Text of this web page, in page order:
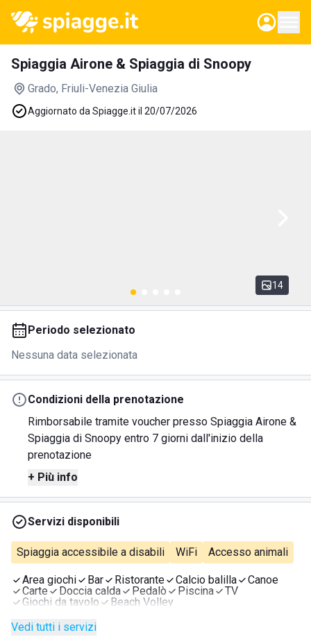
Spiaggia Airone & Spiaggia di Snoopy
Grado, Friuli-Venezia Giulia
Aggiornato da Spiagge.it il 20/07/2026
14
Periodo selezionato
Nessuna data selezionata
Condizioni della prenotazione
Rimborsabile tramite voucher presso Spiaggia Airone &
Spiaggia di Snoopy entro 7 giorni dall'inizio della
prenotazione
+ Più info
Servizi disponibili
Spiaggia accessibile a disabili WiFi Accesso animali
Area giochi Bar Ristorante Calcio balilla
Canoe
Carte
Doccia calda Pedalò Piscina
TV
Giochi da tavolo
Beach Volley
Vedi tutti i servizi